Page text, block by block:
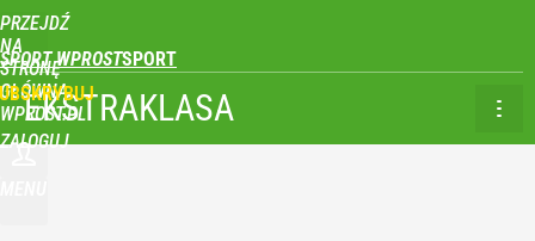
PRZEJDŹ
NA
STRONĘ
GŁÓWNĄ
WPROST.PL
SPORT WPROST
ZALOGUJ
EKSTRAKLASA